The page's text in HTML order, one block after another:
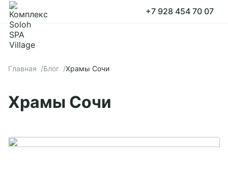
+7 928 454 70 07
Главная Блог Храмы Сочи
Храмы Сочи
Принять все